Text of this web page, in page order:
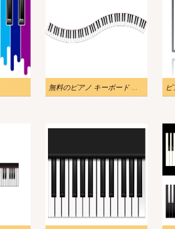
無料のピアノ キーボード イラスト png 画像